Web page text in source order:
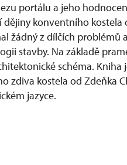
portálu a jeho
dějiny konventního
žádný z dílčích
stavby. Na základě
schéma.
zdiva kostela od Zdeňka
jazyce.